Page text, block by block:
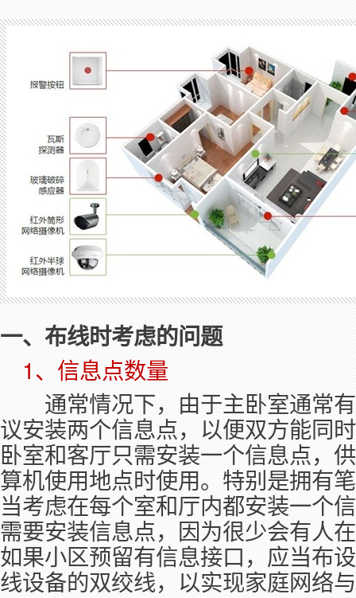
一、布线时考虑的问题
1、信息点数量
通常情况下，由于主卧室通常
议安装两个信息点，以便双方能同
卧室和客厅只需安装一个信息点，
算机使用地点时使用。特别是拥有
当考虑在每个室和厅内都安装一个
需要安装信息点，因为很少会有人
如果小区预留有信息接口，应当布
线设备的双绞线，以实现家庭网络